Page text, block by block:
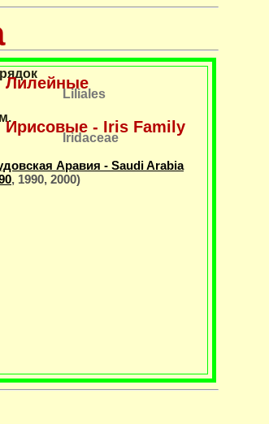
Лилейные
Liliales
Ирисовые - Iris Family
Iridaceae
Аравия - Saudi Arabia
, 1990, 2000)